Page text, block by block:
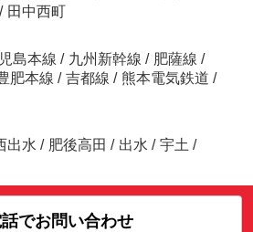
/ 田中西町
島本線 / 九州新幹線 / 肥薩線 /
肥本線 / 吉都線 / 熊本電気鉄道 /
出水 / 肥後高田 / 出水 / 宇土 /
でお問い合わせ